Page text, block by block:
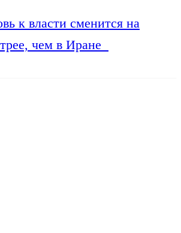
к власти сменится на
чем в Иране